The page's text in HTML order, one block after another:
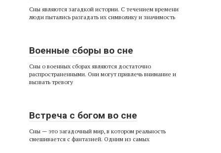
Сны являются загадкой истории. С течением времени
люди пытались разгадать их символику и значимость
Военные сборы во сне
Сны о военных сборах являются достаточно
распространенными. Они могут привлечь внимание и
вызвать тревогу
Встреча с богом во сне
Сны — это загадочный мир, в котором реальность
смешивается с фантазией. Одним из самых